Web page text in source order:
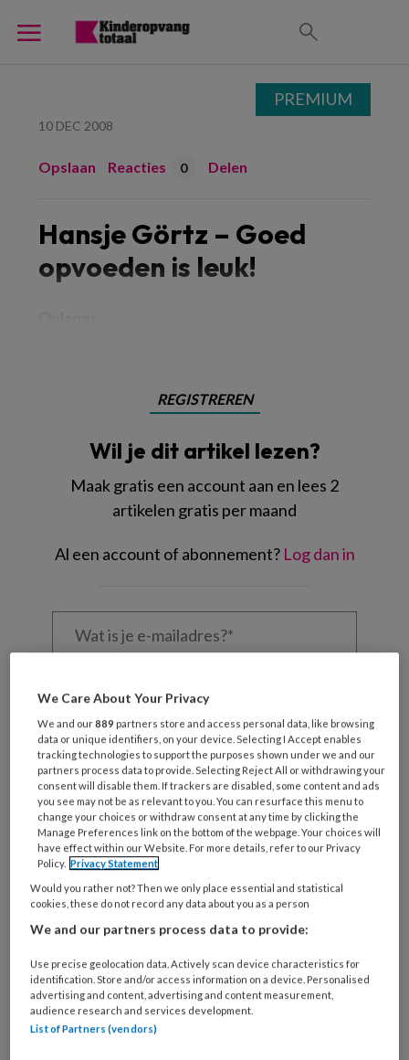
10 DEC 2008
Opslaan Reacties 0 Delen
Hansje Görtz – Goed
opvoeden is leuk!
REGISTREREN
Wil je dit artikel lezen?
Maak gratis een account aan en lees 2
artikelen gratis per maand
Al een account of abonnement? Log dan in
Wat
je
mailadres?
je
wachtwoord* *
Kies
je
functie *
Bij
welke
organisatie
werk
je?
Untitled
Ontvang 2x per week de
KinderopvangTotaal nieuwsbrief
Ontvang iedere zondag het
Management Kinderopvang
Weekoverzicht
PREMIUM
We Care About Your Privacy
We and our889 partners store and access personal data, like browsing
data or unique identifiers, on your device. Selecting I Accept enables
tracking technologies to support the purposes shown under we and our
partners process data to provide. Selecting Reject All or withdrawing your
consent will disable them. If trackers are disabled, some content and ads
you see may not be as relevant to you. You can resurface this menu to
change your choices or withdraw consent at any time by clicking the
Manage Preferences link on the bottom of the webpage. Your choices will
have effect within our Website. For more details, refer to our Privacy
Policy. Privacy Statement
Would you rather not? Then we only place essential and statistical
cookies, these do not record any data about you as a person
We and our partners process data to provide:
Use precise geolocation data. Actively scan device characteristics for
identification. Store and/or access information on a device. Personalised
advertising and content, advertising and content measurement,
audience research and services development.
List of Partners (vendors)